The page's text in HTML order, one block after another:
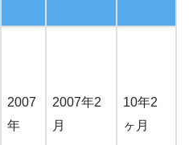
2007
年
2007年2
月
10年2
ヶ月